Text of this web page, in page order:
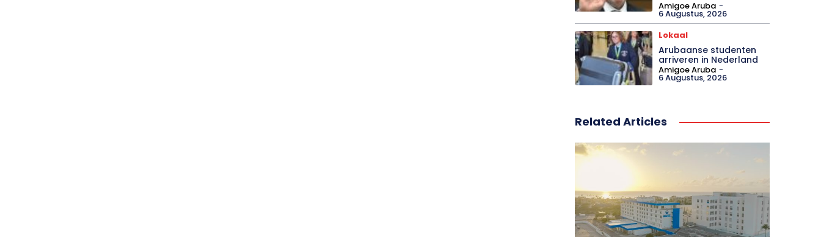
Amigoe Aruba -
6 Augustus, 2026
Lokaal
Arubaanse studenten
arriveren in Nederland
Amigoe Aruba -
6 Augustus, 2026
Related Articles